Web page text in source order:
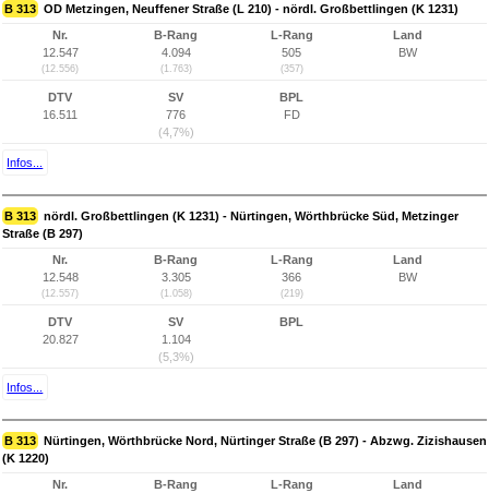
B 313 OD Metzingen, Neuffener Straße (L 210) - nördl. Großbettlingen (K 1231)
Nr.
12.547
(12.556)
B-Rang
4.094
(1.763)
L-Rang
505
(357)
Land
BW
DTV
16.511
SV
776
(4,7%)
BPL
FD
Infos...
B 313 nördl. Großbettlingen (K 1231) - Nürtingen, Wörthbrücke Süd, Metzinger
Straße (B 297)
Nr.
12.548
(12.557)
B-Rang
3.305
(1.058)
L-Rang
366
(219)
Land
BW
DTV
20.827
SV
1.104
(5,3%)
BPL
Infos...
B 313 Nürtingen, Wörthbrücke Nord, Nürtinger Straße (B 297) - Abzwg. Zizishausen
(K 1220)
Nr.
B-Rang
L-Rang
Land